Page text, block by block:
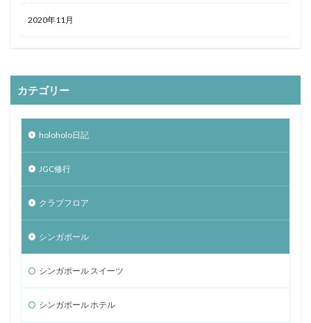
2020年11月
カテゴリー
holoholo日記
JGC修行
クラブフロア
シンガポール
シンガポール スイーツ
シンガポール ホテル